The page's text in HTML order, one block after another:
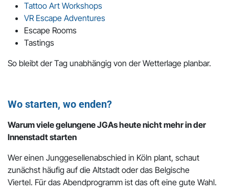
Tattoo Art Workshops
VR Escape Adventures
Escape Rooms
Tastings
So bleibt der Tag unabhängig von der Wetterlage planbar.
Wo starten, wo enden?
Warum viele gelungene JGAs heute nicht mehr in der
Innenstadt starten
Wer einen Junggesellenabschied in Köln plant, schaut
zunächst häufig auf die Altstadt oder das Belgische
Viertel. Für das Abendprogramm ist das oft eine gute Wahl.